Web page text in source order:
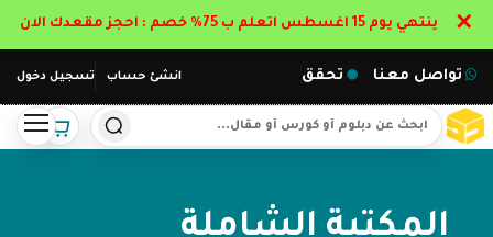
انشئ حساب تسجيل دخول تواصل معنا تحقق
المكتبة الشاملة
ينتهي يوم 15 اغسطس اتعلم ب 75% خصم : احجز مقعدك الان ✕